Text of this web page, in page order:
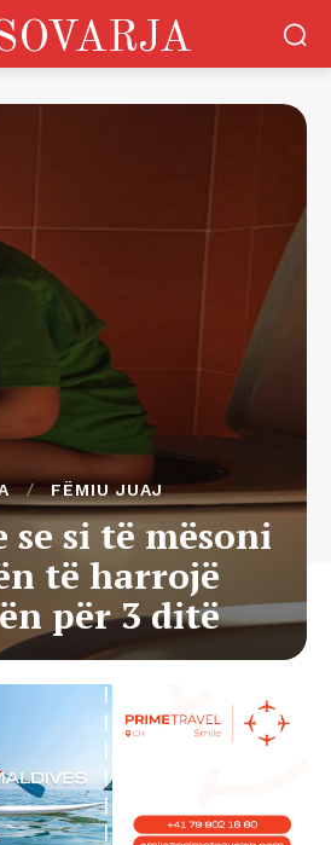
FËMIU JUAJ
se si të mësoni
të harrojë
për 3 ditë